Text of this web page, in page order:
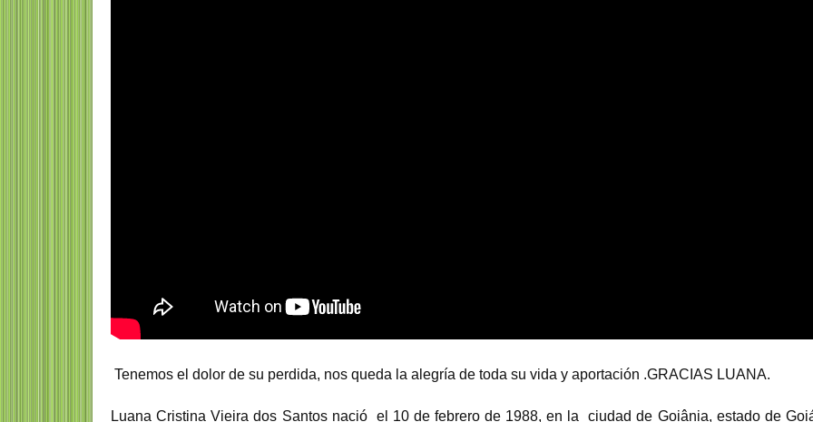
Tenemos el dolor de su perdida, nos queda la alegría de toda su vida y aportación .GRACIAS LUANA.
Luana Cristina Vieira dos Santos nació el 10 de febrero de 1988, en la ciudad de Goiânia, estado de